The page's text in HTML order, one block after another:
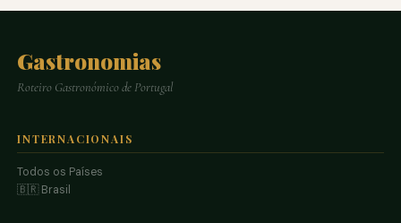
Gastronomias
Roteiro Gastronómico de Portugal
INTERNACIONAIS
Todos os Países
🇧🇷 Brasil